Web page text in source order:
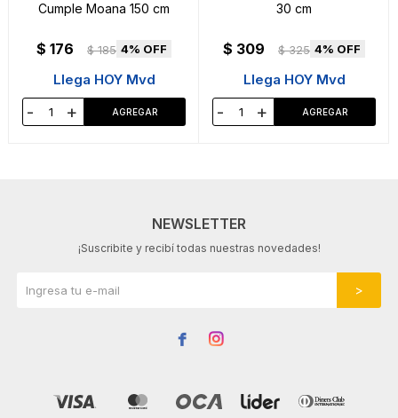
Cumple Moana 150 cm
$ 176 $ 185 4
Llega HOY Mvd
- +
30 cm
$ 309 $ 325 4
Llega HOY Mvd
- +
NEWSLETTER
¡Suscribite y recibí todas nuestras novedades!
 